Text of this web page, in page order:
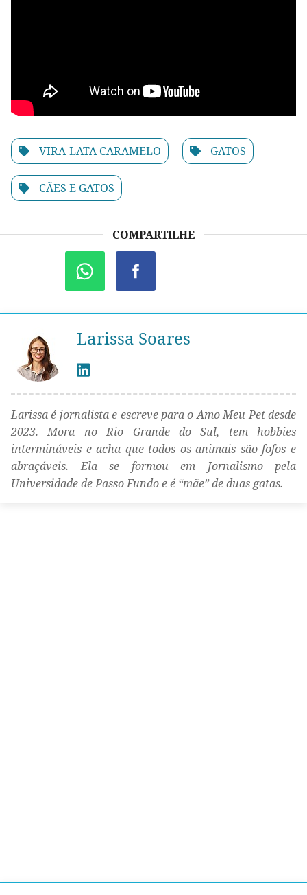
VIRA-LATA CARAMELO GATOS
CÃES E GATOS
COMPARTILHE
Larissa Soares
Larissa é jornalista e escreve para o Amo Meu Pet desde
2023. Mora no Rio Grande do Sul, tem hobbies
intermináveis e acha que todos os animais são fofos e
abraçáveis. Ela se formou em Jornalismo pela
Universidade de Passo Fundo e é “mãe” de duas gatas.